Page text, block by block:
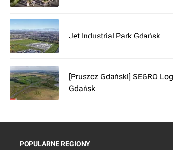
Jet Industrial Park Gdańsk
[Pruszcz Gdański] SEGRO
Gdańsk
POPULARNE REGIONY